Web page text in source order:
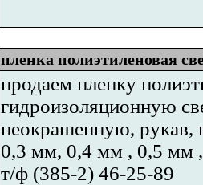
пленка полиэтиленовая
продаем пленку
гидроизоляционную
неокрашенную, рукав,
0,3 мм, 0,4 мм , 0,5 мм
т/ф (385-2) 46-25-89